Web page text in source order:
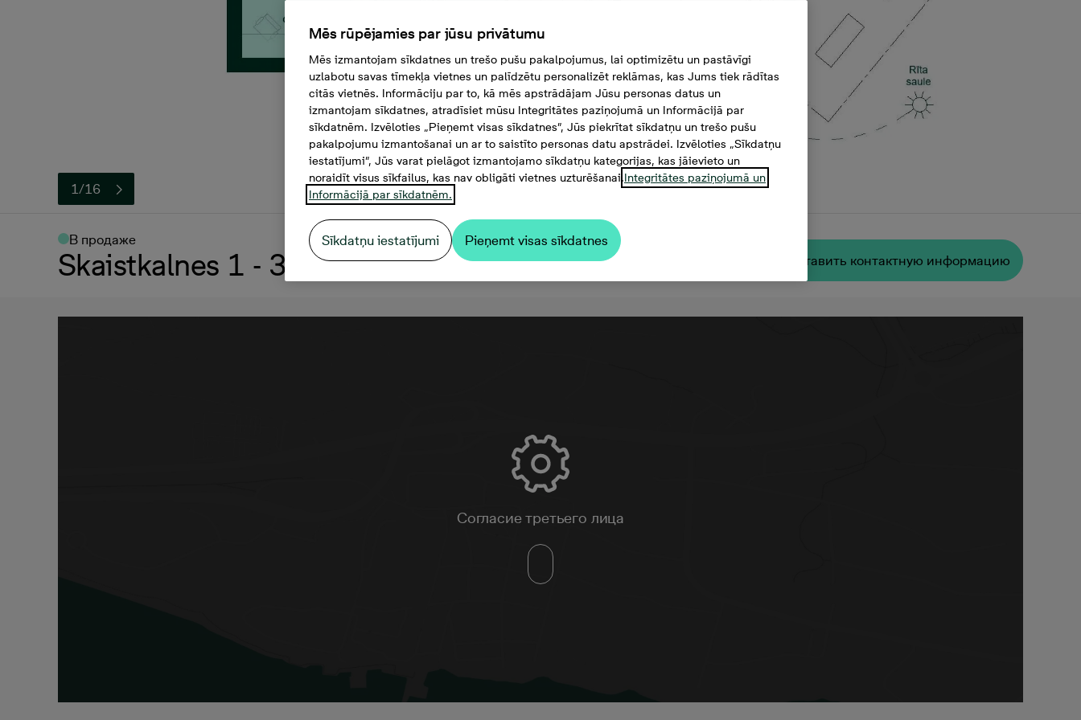
1/16
В продаже
Skaistkalnes 1 - 3 , 142 000 €, 3 комнаты, 55,4 м² Oставить контактную информацию
Согласие третьего лица
Mēs rūpējamies par jūsu privātumu
Mēs izmantojam sīkdatnes un trešo pušu pakalpojumus, lai optimizētu un pastāvīgi
uzlabotu savas tīmekļa vietnes un palīdzētu personalizēt reklāmas, kas Jums tiek rādītas
citās vietnēs. Informāciju par to, kā mēs apstrādājam Jūsu personas datus un
izmantojam sīkdatnes, atradīsiet mūsu Integritātes paziņojumā un Informācijā par
sīkdatnēm. Izvēloties „Pieņemt visas sīkdatnes”, Jūs piekrītat sīkdatņu un trešo pušu
pakalpojumu izmantošanai un ar to saistīto personas datu apstrādei. Izvēloties „Sīkdatņu
iestatījumi”, Jūs varat pielāgot izmantojamo sīkdatņu kategorijas, kas jāievieto un
noraidīt visus sīkfailus, kas nav obligāti vietnes uzturēšanai.Integritātes paziņojumā un
Informācijā par sīkdatnēm.
Sīkdatņu iestatījumi Pieņemt visas sīkdatnes